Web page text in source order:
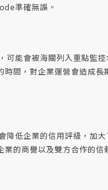
準確無誤。
能會被海關列入重點監控
間，對企業運營會造成長
降低企業的信用評級，加大
的商譽以及雙方合作的信